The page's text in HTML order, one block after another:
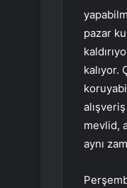
pazar
kalıyor.
mevlid,
aynı